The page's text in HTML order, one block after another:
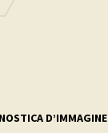
D’IMMAGINE